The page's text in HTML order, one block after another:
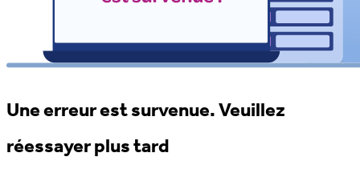
Une erreur est survenue. Veuillez
réessayer plus tard